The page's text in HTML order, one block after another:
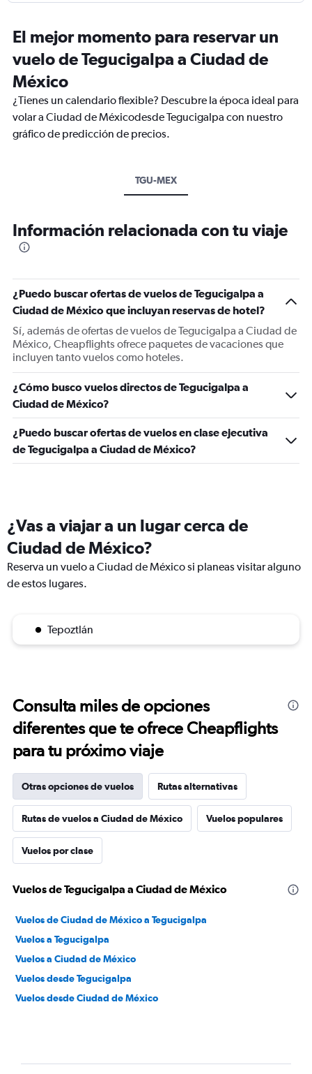
El mejor momento para reservar un
vuelo de Tegucigalpa a Ciudad de
México
¿Tienes un calendario flexible? Descubre la época ideal para
volar a Ciudad de Méxicodesde Tegucigalpa con nuestro
gráfico de predicción de precios.
TGU-MEX
Información relacionada con tu viaje
¿Puedo buscar ofertas de vuelos de Tegucigalpa a
Ciudad de México que incluyan reservas de hotel?
Sí, además de ofertas de vuelos de Tegucigalpa a Ciudad de
México, Cheapflights ofrece paquetes de vacaciones que
incluyen tanto vuelos como hoteles.
¿Cómo busco vuelos directos de Tegucigalpa a
Ciudad de México?
¿Puedo buscar ofertas de vuelos en clase ejecutiva
de Tegucigalpa a Ciudad de México?
¿Vas a viajar a un lugar cerca de
Ciudad de México?
Reserva un vuelo a Ciudad de México si planeas visitar alguno
de estos lugares.
Tepoztlán
Consulta miles de opciones
diferentes que te ofrece Cheapflights
para tu próximo viaje
Otras opciones de vuelos Rutas alternativas
Rutas de vuelos a Ciudad de México Vuelos populares
Vuelos por clase
Vuelos de Tegucigalpa a Ciudad de México
Vuelos de Ciudad de México a Tegucigalpa
Vuelos a Tegucigalpa
Vuelos a Ciudad de México
Vuelos desde Tegucigalpa
Vuelos desde Ciudad de México